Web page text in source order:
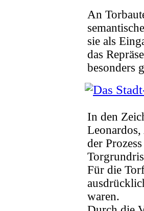
An
sie als
das
besonders
In den
der
Für die
waren.